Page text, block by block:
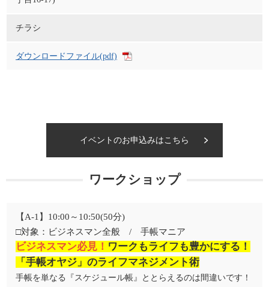
チラシ
ダウンロードファイル(pdf)
イベントのお申込みはこちら
ワークショップ
【A-1】10:00～10:50(50分)
□対象：ビジネスマン全般 / 手帳マニア
ビジネスマン必見！ ワークもライフも豊かにする！
「手帳オヤジ」のライフマネジメント術
手帳を単なる『スケジュール帳』ととらえるのは間違いです！